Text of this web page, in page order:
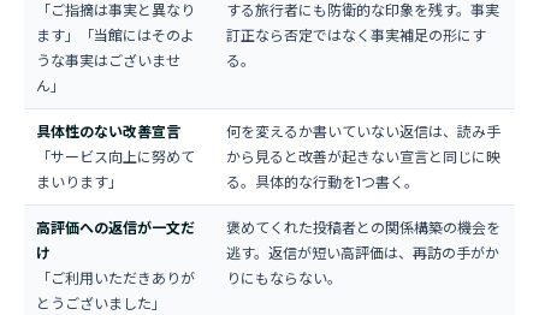
「ご指摘は事実と異なり
ます」「当館にはそのよ
うな事実はございませ
ん」
する旅行者にも防衛的な印象を残す。事実
訂正なら否定ではなく事実補足の形にす
る。
具体性のない改善宣言
「サービス向上に努めて
まいります」
何を変えるか書いていない返信は、読み手
から見ると改善が起きない宣言と同じに映
る。具体的な行動を1つ書く。
高評価への返信が一文だ
け
「ご利用いただきありが
とうございました」
褒めてくれた投稿者との関係構築の機会を
逃す。返信が短い高評価は、再訪の手がか
りにもならない。